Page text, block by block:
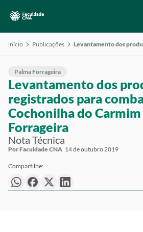
início Publicações
Palma Forrageira
Levantamento dos
registrados para
Cochonilha do Carmim
Forrageira
Nota Técnica
Por Faculdade CNA 14 de outubro 2019
Compartilhe: